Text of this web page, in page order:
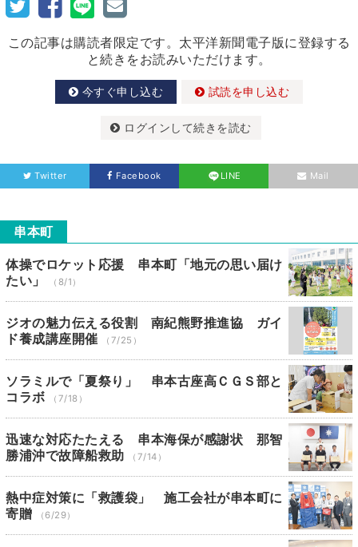
この記事は購読者限定です。太平洋新聞電子版に登録する
と続きをお読みいただけます。
今すぐ申し込む 試読を申し込む
ログインして続きを読む
Twitter Facebook LINE Mail
串本町
体操でロケット応援 串本町「地元の思い届け
たい」
（8/1）
ジオの魅力伝える役割 南紀熊野推進協 ガイ
ド養成講座開催
（7/25）
ソラミルで「夏祭り」 串本古座高ＣＧＳ部と
コラボ
（7/18）
迅速な対応たたえる 串本海保が感謝状 那智
勝浦沖で故障船救助
（7/14）
熱中症対策に「救護袋」 施工会社が串本町に
寄贈
（6/29）